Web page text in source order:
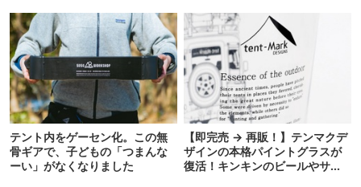
テント内をゲーセン化。この無
骨ギアで、子どもの「つまんな
ーい」がなくなりました
【即完売 → 再販！】テンマクデ
ザインの本格パイントグラスが
復活！キンキンのビールやサワ